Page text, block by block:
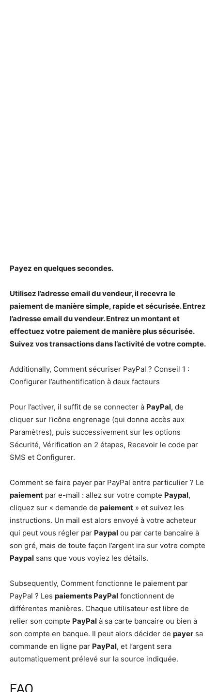
Payez en quelques secondes.
Utilisez l’adresse email du vendeur, il recevra le
paiement demanière simple, rapide et sécurisée. Entrez
l’adresse email du vendeur. Entrez un montant et
effectuez votrepaiement demanière plus sécurisée.
Suivez vos transactions dans l’activitédevotre compte.
Additionally, Comment sécuriser PayPal ? Conseil 1 :
Configurer l’authentification à deux facteurs
Pour l’activer, il suffit de se connecter à PayPal, de
cliquer sur l’icône engrenage (qui donne accès aux
Paramètres), puis successivement sur les options
Sécurité, Vérification en 2 étapes, Recevoir le code par
SMS et Configurer.
Comment se faire payer par PayPal entre particulier ? Le
paiement par e-mail : allez sur votre compte Paypal,
cliquez sur « demande de paiement » et suivez les
instructions. Un mail est alors envoyé à votre acheteur
qui peut vous régler par Paypal ou par carte bancaire à
son gré, mais de toute façon l’argent ira sur votre compte
Paypal sans que vous voyiez les détails.
Subsequently, Comment fonctionne le paiement par
PayPal ? Les paiements PayPal fonctionnent de
différentes manières. Chaque utilisateur est libre de
relier son compte PayPal à sa carte bancaire ou bien à
son compte en banque. Il peut alors décider de payer sa
commande en ligne par PayPal, et l’argent sera
automatiquement prélevé sur la source indiquée.